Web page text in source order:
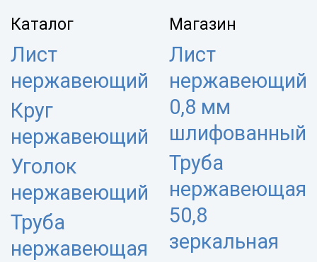
Каталог
Лист
нержавеющий
Круг
нержавеющий
Уголок
нержавеющий
Труба
нержавеющая
Магазин
Лист
нержавеющий
0,8 мм
шлифованный
Труба
нержавеющая
50,8
зеркальная